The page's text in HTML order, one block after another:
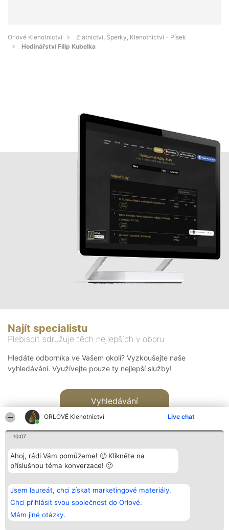
ORLOVÉ Klenotnictví Live chat
10:07
Ahoj, rádi Vám pomůžeme! 🙂 Klikněte na
příslušnou téma konverzace! 🙂
Jsem laureát, chci získat marketingové materiály.
Chci přihlásit svou společnost do Orlové.
Mám jiné otázky.
Orlové Klenotnictví
Zlatnictví, Šperky, Klenotnictví - Písek
Hodinářství Filip Kubelka
Najít specialistu
Plebiscit sdružuje těch nejlepších v oboru
Hledáte odborníka ve Vašem okolí? Vyzkoušejte naše
vyhledávání. Využívejte pouze ty nejlepší služby!
Vyhledávání
Bright Side Solutions sp. z o.
o. sp. k.
ul. Ruska 22
Wrocław 50-079
KRS 0000749100 | Regon
381313360 | NIP 8943132676
Vítězové
Seznam všech
laureátů
Zásady
Zásady
Kontakt